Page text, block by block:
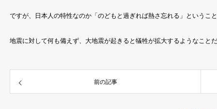
ですが、日本人の特性なのか「のどもと過ぎれば熱さ忘れる」というこ
地震に対して何も備えず、大地震が起きると犠牲が拡大するようなこと
前の記事